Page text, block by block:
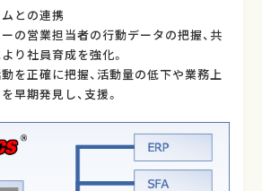
との連携
の営業担当者の行動データの把握、共
り社員育成を強化。
を正確に把握、活動量の低下や業務上
早期発見し、支援。